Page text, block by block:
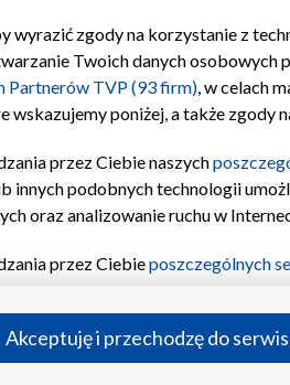
TVP Polityka prywatności
wyrazić zgody na korzystanie z
Twoich danych osobowych
Partnerów TVP (93 firm), w celach
wskazujemy poniżej, a także
przez Ciebie naszych
podobnych technologii
oraz analizowanie ruchu w
przez Ciebieposzczególnych
i funkcji: przechowywania
tworzenia profilu
opinii odbiorców,
Akceptuję i przechodzę do